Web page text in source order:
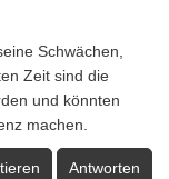
Schwächen,
Zeit sind die
und könnten
machen.
Antworten